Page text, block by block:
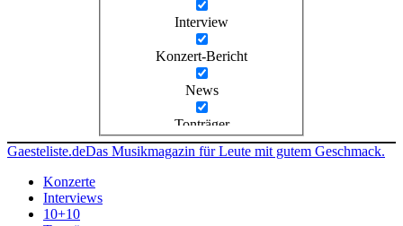
Interview
Konzert-Bericht
News
Tonträger
Gaesteliste.deDas Musikmagazin für Leute mit gutem Geschmack.
Konzerte
Interviews
10+10